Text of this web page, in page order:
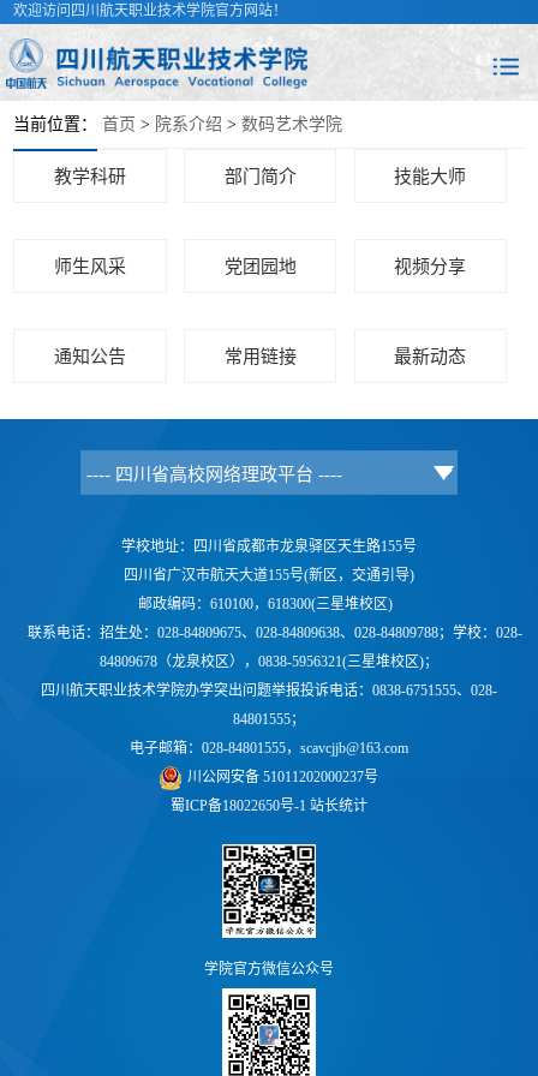
欢迎访问四川航天职业技术学院官方网站！
当前位置： 首页 > 院系介绍 >数码艺术学院
教学科研 部门简介 技能大师
师生风采 党团园地 视频分享
通知公告 常用链接 最新动态
学校地址：四川省成都市龙泉驿区天生路155号
四川省广汉市航天大道155号(新区，交通引导)
邮政编码：610100，618300(三星堆校区)
联系电话： 招生处：028-84809675、028-84809638、028-84809788；学校： 028-
84809678（龙泉校区），0838-5956321(三星堆校区)；
四川航天职业技术学院办学突出问题举报投诉电话：0838-6751555、028-
84801555；
电子邮箱：028-84801555，scavcjjb@163.com
川公网安备 51011202000237号
蜀ICP备18022650号-1 站长统计
学院官方微信公众号